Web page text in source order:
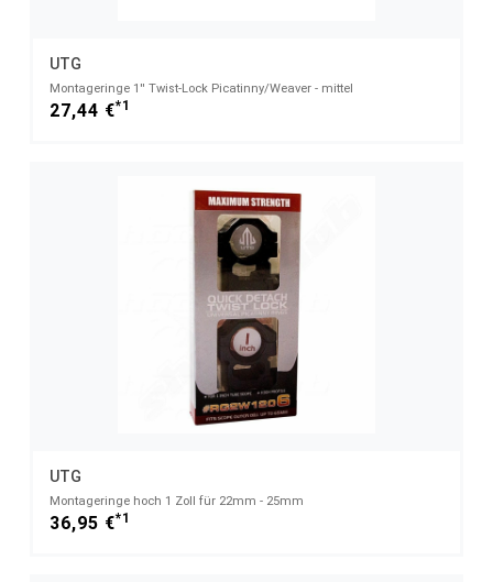
UTG
Montageringe 1'' Twist-Lock Picatinny/Weaver - mittel
27,44 €*1
UTG
Montageringe hoch 1 Zoll für 22mm - 25mm
36,95 €*1